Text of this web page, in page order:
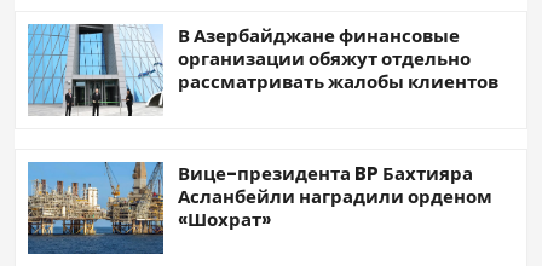
В Азербайджане финансовые
организации обяжут отдельно
рассматривать жалобы клиентов
Вице-президента BP Бахтияра
Асланбейли наградили орденом
«Шохрат»